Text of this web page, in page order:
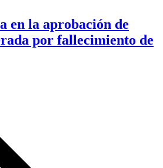
en la aprobación de
por fallecimiento de